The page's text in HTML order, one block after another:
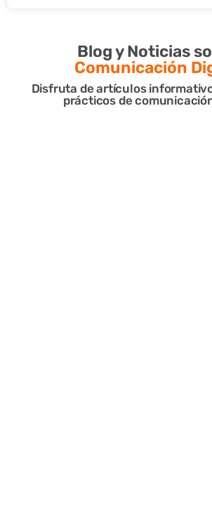
Blog y Noticias
Comunicación
Disfruta de artículos
prácticos de